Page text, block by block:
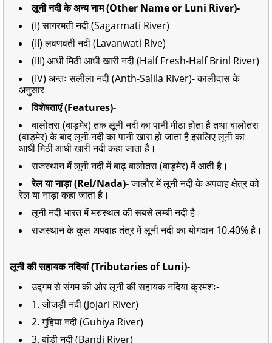
लूनी नदी के अन्य नाम (Other Name or Luni River)-
(I) सागरमती नदी (Sagarmati River)
(II) लवणवती नदी (Lavanwati Rive)
(III) आधी मिठी आधी खारी नदी (Half Fresh-Half Brinl River)
(IV) अन्तः सलीला नदी (Anth-Salila River)- कालीदास के
अनुसार
विशेषताएं (Features)-
बालोतरा (बाड़मेर) तक लूनी नदी का पानी मीठा होता है तथा बालोतरा
(बाड़मेर) के बाद लूनी नदी का पानी खारा हो जाता है इसलिए लूनी का
आधी मिठी आधी खारी नदी कहा जाता है।
राजस्थान में लूनी नदी में बाढ़ बालोतरा (बाड़मेर) में आती है।
रेल या नाड़ा (Rel/Nada)-जालौर में लूनी नदी के अपवाह क्षेत्र को
रेल या नाड़ा कहा जाता है।
लूनी नदी भारत में मरुस्थल की सबसे लम्बी नदी है।
राजस्थान के कुल अपवाह तंत्र में लूनी नदी का योगदान 10.40% है।
लूनी की सहायक नदियां (Tributaries of Luni)-
उद्गम से संगम की ओर लूनी की सहायक नदिया क्रमशः-
1. जोजड़ी नदी (Jojari River)
2.गुहिया नदी (Guhiya River)
3. बांडी नदी (Bandi River)